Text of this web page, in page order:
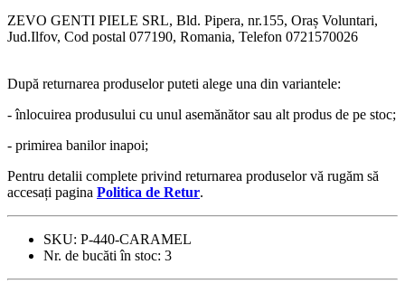
ZEVO GENTI PIELE SRL, Bld. Pipera, nr.155, Oraș Voluntari,
Jud.Ilfov, Cod postal 077190, Romania, Telefon 0721570026
După returnarea produselor puteti alege una din variantele:
- înlocuirea produsului cu unul asemănător sau alt produs de pe stoc;
- primirea banilor inapoi;
Pentru detalii complete privind returnarea produselor vă rugăm să
accesați pagina Politica de Retur.
SKU: P-440-CARAMEL
Nr. de bucăti în stoc: 3